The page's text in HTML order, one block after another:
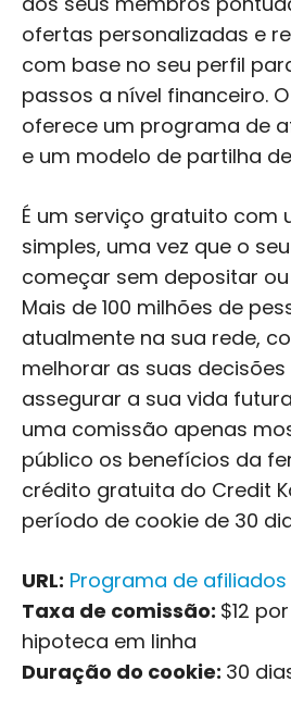
ofertas personalizadas e
com base no seu perfil
passos a nível financeiro.
oferece um programa de
e um modelo de partilha
É um serviço gratuito com
simples, uma vez que o
começar sem depositar
Mais de 100 milhões de
atualmente na sua rede,
melhorar as suas
assegurar a sua vida
uma comissão apenas
público os benefícios da
crédito gratuita do Credit
período de cookie de 30
URL: Programa de
Taxa de comissão: $12
hipoteca em linha
Duração do cookie: 30